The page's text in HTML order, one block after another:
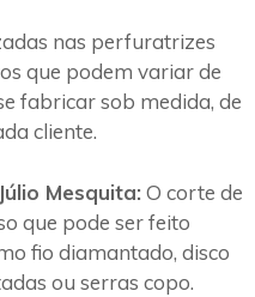
nas perfuratrizes
que podem variar de
fabricar sob medida, de
cliente.
Mesquita: O corte de
que pode ser feito
fio diamantado, disco
ou serras copo.